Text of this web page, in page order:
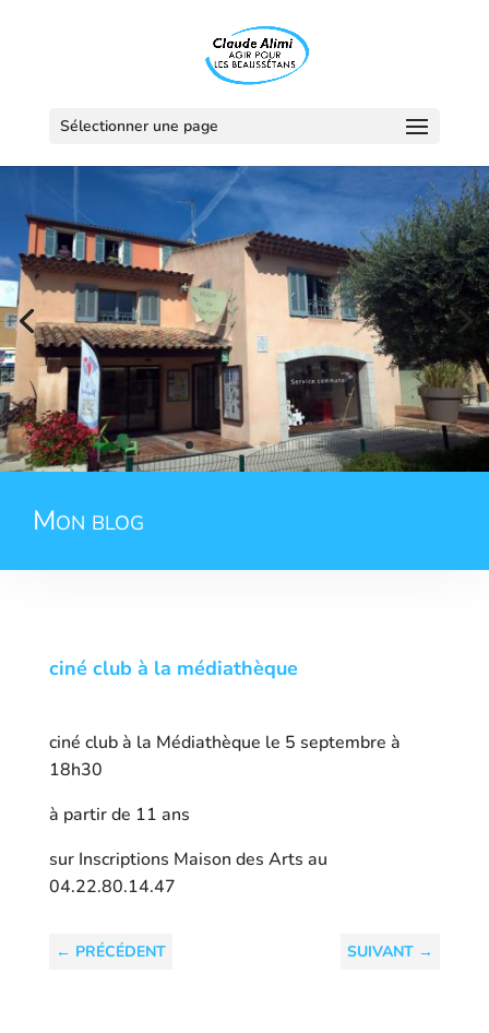
Sélectionner une page
Mon blog
ciné club à la médiathèque
ciné club à la Médiathèque le 5 septembre à
18h30
à partir de 11 ans
sur Inscriptions Maison des Arts au
04.22.80.14.47
← PRÉCÉDENT SUIVANT →